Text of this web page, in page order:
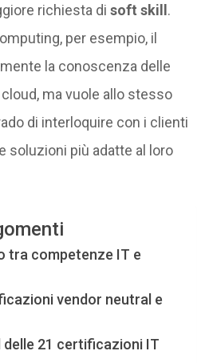
richiesta di soft skill .
per esempio, il
la conoscenza delle
ma vuole allo stesso
di interloquire con i clienti
soluzioni più adatte al loro
tra competenze IT e
vendor neutral e
delle 21 certificazioni IT